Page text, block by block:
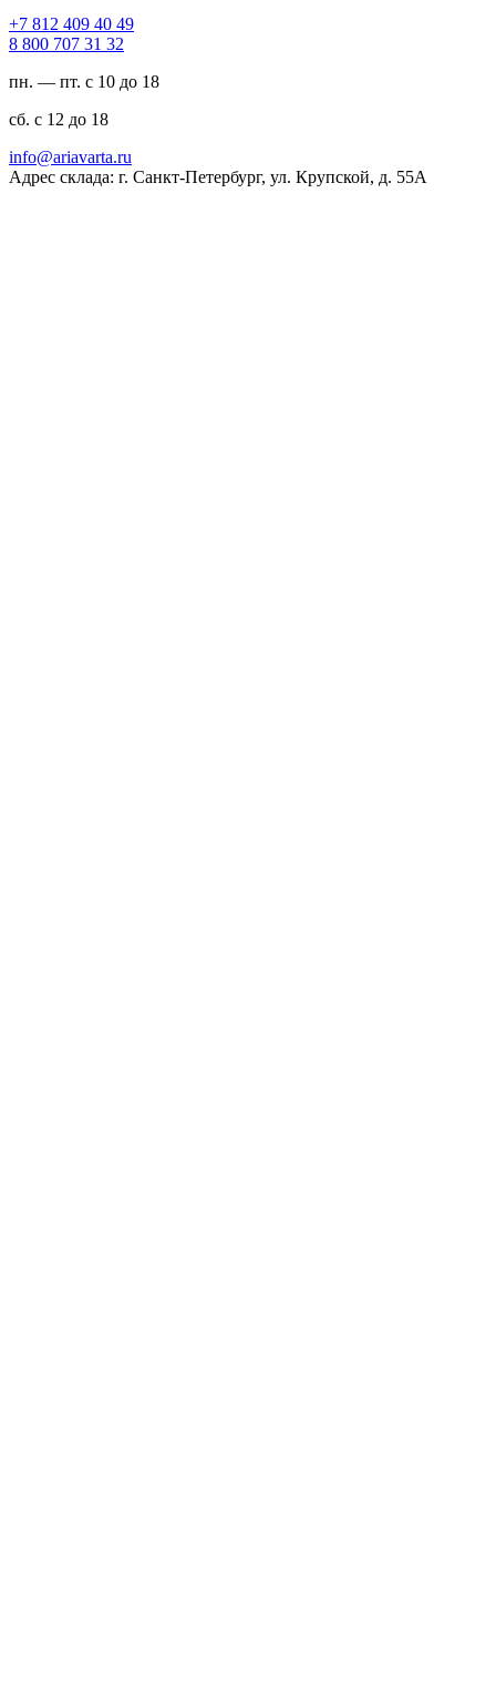
94 04 904 218 7+
23 13 707 008 8
пн. — пт. с 10 до 18
сб. с 12 до 18
ur.atravaira@ofni
Адрес склада: г. Санкт-Петербург, ул. Крупской, д. 55А